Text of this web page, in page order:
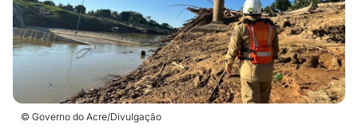
© Governo do Acre/Divulgação